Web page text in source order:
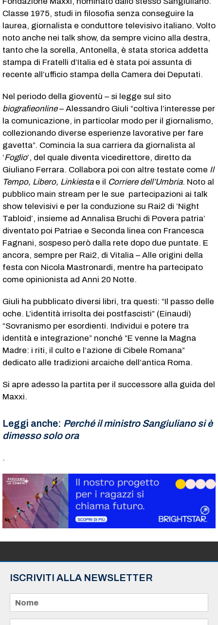
Classe 1975, studi in filosofia senza conseguire la
laurea, giornalista e conduttore televisivo italiano. Volto
noto anche nei talk show, da sempre vicino alla destra,
tanto che la sorella, Antonella, è stata storica addetta
stampa di Fratelli d’Italia ed è stata poi assunta di
recente all’ufficio stampa della Camera dei Deputati.
Nel periodo della gioventù – si legge sul sito
biografieonline– Alessandro Giuli “coltiva l’interesse per
la comunicazione, in particolar modo per il giornalismo,
collezionando diverse esperienze lavorative per fare
gavetta”. Comincia la sua carriera da giornalista al
‘Foglio’, del quale diventa vicedirettore, diretto da
Giuliano Ferrara. Collabora poi con altre testate come Il
Tempo, Libero, Linkiestae il Corriere dell’Umbria. Noto al
pubblico main stream per le sue partecipazioni ai talk
show televisivi e per la conduzione su Rai2 di ‘Night
Tabloid’, insieme ad Annalisa Bruchi di Povera patria’
diventato poi Patriae e Seconda linea con Francesca
Fagnani, sospeso però dalla rete dopo due puntate. E
ancora, sempre per Rai2, di Vitalia – Alle origini della
festa con Nicola Mastronardi, mentre ha partecipato
come opinionista ad Anni 20 Notte.
Giuli ha pubblicato diversi libri, tra questi: “Il passo delle
oche. L’identità irrisolta dei postfascisti” (Einaudi)
“Sovranismo per esordienti. Individui e potere tra
identità e integrazione” nonché “E venne la Magna
Madre: i riti, il culto e l’azione di Cibele Romana”
dedicato alle tradizioni arcaiche dell’antica Roma.
Si apre adesso la partita per il successore alla guida del
Maxxi.
Leggi anche: Perché il ministro Sangiuliano si è
dimesso solo ora
.
ISCRIVITI ALLA NEWSLETTER
m
e